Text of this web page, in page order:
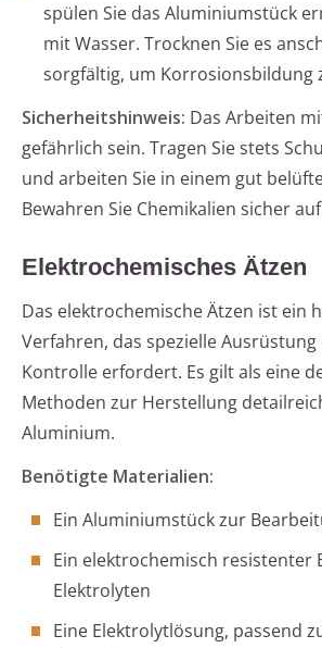
spülen Sie das Aluminiumstück
mit Wasser. Trocknen Sie es
sorgfältig, um Korrosionsbildung
Sicherheitshinweis: Das Arbeiten
gefährlich sein. Tragen Sie stets
und arbeiten Sie in einem gut
Bewahren Sie Chemikalien sicher
Elektrochemisches Ätzen
Das elektrochemische Ätzen ist ein
Verfahren, das spezielle
Kontrolle erfordert. Es gilt als eine
Methoden zur Herstellung
Aluminium.
Benötigte Materialien:
Ein Aluminiumstück zur
Ein elektrochemisch resistenter
Elektrolyten
Eine Elektrolytlösung, passend